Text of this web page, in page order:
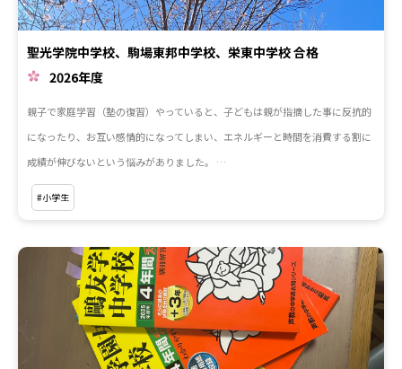
聖光学院中学校、駒場東邦中学校、栄東中学校 合格
2026年度
親子で家庭学習（塾の復習）やっていると、子どもは親が指摘した事に反抗的
になったり、お互い感情的になってしまい、エネルギーと時間を消費する割に
成績が伸びないという悩みがありました。 …
#小学生